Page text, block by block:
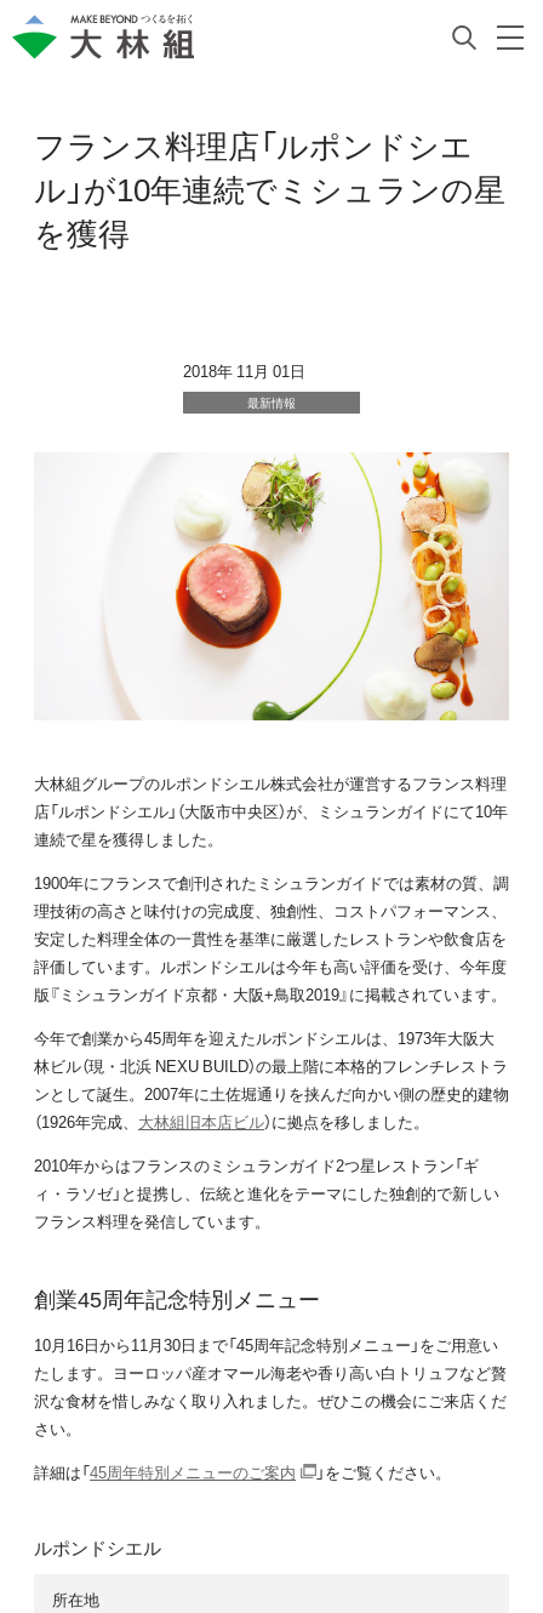
フランス料理店「ルポンドシエ
ル」が10年連続でミシュランの星
を獲得
2018年 11月 01日
最新情報
大林組グループのルポンドシエル株式会社が運営するフランス料理
店「ルポンドシエル」（大阪市中央区）が、ミシュランガイドにて10年
連続で星を獲得しました。
1900年にフランスで創刊されたミシュランガイドでは素材の質、調
理技術の高さと味付けの完成度、独創性、コストパフォーマンス、
安定した料理全体の一貫性を基準に厳選したレストランや飲食店を
評価しています。ルポンドシエルは今年も高い評価を受け、今年度
版『ミシュランガイド京都・大阪+鳥取2019』に掲載されています。
今年で創業から45周年を迎えたルポンドシエルは、1973年大阪大
林ビル（現・北浜 NEXU BUILD）の最上階に本格的フレンチレストラ
ンとして誕生。2007年に土佐堀通りを挟んだ向かい側の歴史的建物
（1926年完成、 大林組旧本店ビル）に拠点を移しました。
2010年からはフランスのミシュランガイド2つ星レストラン「ギ
ィ・ラソゼ」と提携し、伝統と進化をテーマにした独創的で新しい
フランス料理を発信しています。
創業45周年記念特別メニュー
10月16日から11月30日まで「45周年記念特別メニュー」をご用意い
たします。ヨーロッパ産オマール海老や香り高い白トリュフなど贅
沢な食材を惜しみなく取り入れました。ぜひこの機会にご来店くだ
さい。
詳細は「45周年特別メニューのご案内 」をご覧ください。
ルポンドシエル
所在地